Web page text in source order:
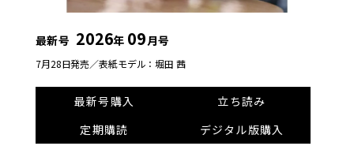
最新号 2026年 09月号
7月28日発売／表紙モデル：堀田 茜
最新号購入
立ち読み
定期購読
デジタル版購入